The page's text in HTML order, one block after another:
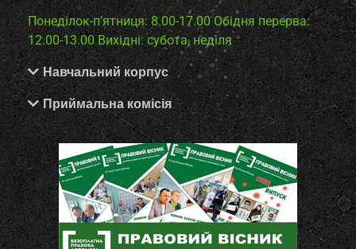
Понеділок-п’ятниця: 8.00-17.00 Обідня перерва:
12.00-13.00 Вихідні: субота, неділя
Навчальний корпус
Приймальна комісія